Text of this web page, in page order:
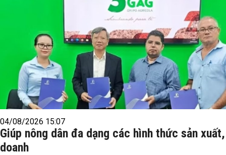
04/08/2026 15:07
Giúp nông dân đa dạng các hình thức sản
doanh